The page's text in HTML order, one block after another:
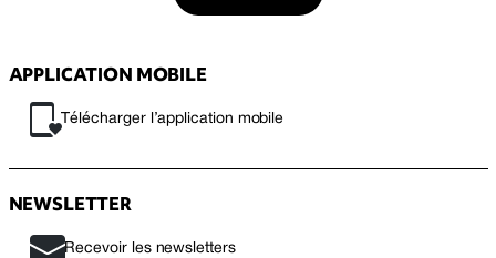
APPLICATION MOBILE
Télécharger l’application mobile
NEWSLETTER
Recevoir les newsletters